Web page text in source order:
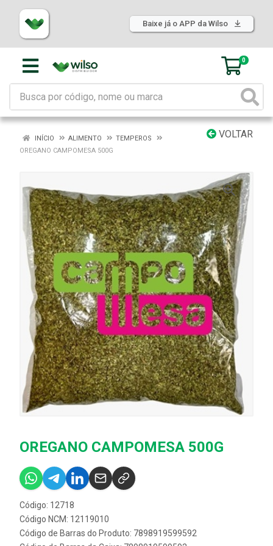
Baixe já o APP da Wilso
0
VOLTAR
INÍCIO ALIMENTO
TEMPEROS
OREGANO CAMPOMESA 500G
OREGANO CAMPOMESA 500G
Código: 12718
Código NCM: 12119010
Código de Barras do Produto: 7898919599592